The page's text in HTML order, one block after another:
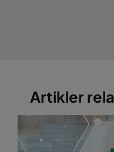
Artikler